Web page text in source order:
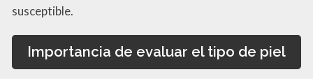
susceptible.
Importancia de evaluar el tipo de piel